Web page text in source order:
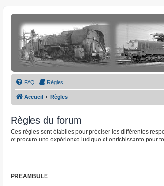
FAQ Règles
Accueil Règles
Règles du forum
Ces règles sont établies pour préciser les différentes
et procure une expérience ludique et enrichissante pour
PREAMBULE